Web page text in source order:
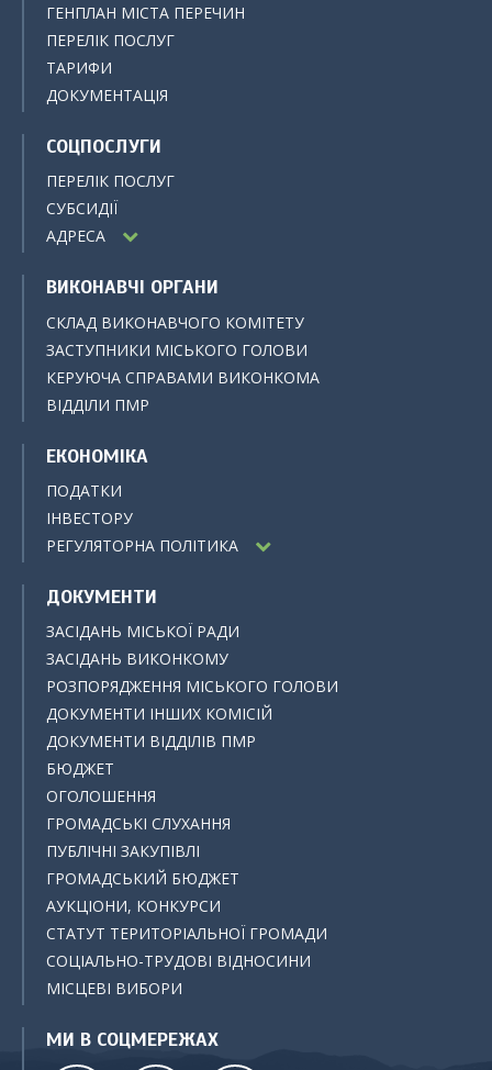
ГЕНПЛАН МІСТА ПЕРЕЧИН
ПЕРЕЛІК ПОСЛУГ
ТАРИФИ
ДОКУМЕНТАЦІЯ
СОЦПОСЛУГИ
ПЕРЕЛІК ПОСЛУГ
СУБСИДІЇ
АДРЕСА
ВИКОНАВЧІ ОРГАНИ
СКЛАД ВИКОНАВЧОГО КОМІТЕТУ
ЗАСТУПНИКИ МІСЬКОГО ГОЛОВИ
КЕРУЮЧА СПРАВАМИ ВИКОНКОМА
ВІДДІЛИ ПМР
ЕКОНОМІКА
ПОДАТКИ
ІНВЕСТОРУ
РЕГУЛЯТОРНА ПОЛІТИКА
ДОКУМЕНТИ
ЗАСІДАНЬ МІСЬКОЇ РАДИ
ЗАСІДАНЬ ВИКОНКОМУ
РОЗПОРЯДЖЕННЯ МІСЬКОГО ГОЛОВИ
ДОКУМЕНТИ ІНШИХ КОМІСІЙ
ДОКУМЕНТИ ВІДДІЛІВ ПМР
БЮДЖЕТ
ОГОЛОШЕННЯ
ГРОМАДСЬКІ СЛУХАННЯ
ПУБЛІЧНІ ЗАКУПІВЛІ
ГРОМАДСЬКИЙ БЮДЖЕТ
АУКЦІОНИ, КОНКУРСИ
СТАТУТ ТЕРИТОРІАЛЬНОЇ ГРОМАДИ
СОЦІАЛЬНО-ТРУДОВІ ВІДНОСИНИ
МІСЦЕВІ ВИБОРИ
МИ В СОЦМЕРЕЖАХ